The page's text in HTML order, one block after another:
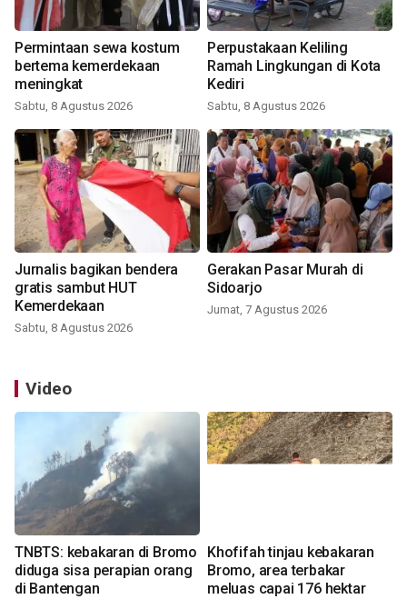
Permintaan sewa kostum
bertema kemerdekaan
meningkat
Sabtu, 8 Agustus 2026
Perpustakaan Keliling
Ramah Lingkungan di Kota
Kediri
Sabtu, 8 Agustus 2026
Jurnalis bagikan bendera
gratis sambut HUT
Kemerdekaan
Sabtu, 8 Agustus 2026
Gerakan Pasar Murah di
Sidoarjo
Jumat, 7 Agustus 2026
Video
TNBTS: kebakaran di Bromo
diduga sisa perapian orang
di Bantengan
Khofifah tinjau kebakaran
Bromo, area terbakar
meluas capai 176 hektar